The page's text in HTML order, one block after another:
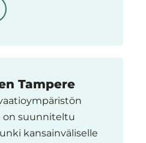
Tampere
on suunniteltu
kansainväliselle